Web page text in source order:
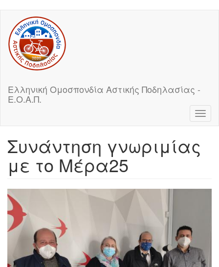
main
content
Ελληνική Ομοσπονδία Αστικής Ποδηλασίας -
Ε.Ο.Α.Π.
Συνάντηση γνωριμίας
με το Μέρα25